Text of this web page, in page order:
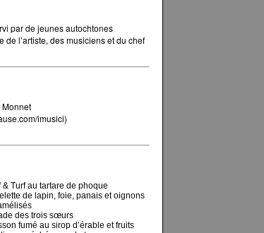
par de jeunes autochtones
l’artiste, des musiciens et du chef
Monnet
imusici)
& Turf au tartare de phoque
de lapin, foie, panais et oignons
des trois sœurs
fumé au sirop d’érable et fruits